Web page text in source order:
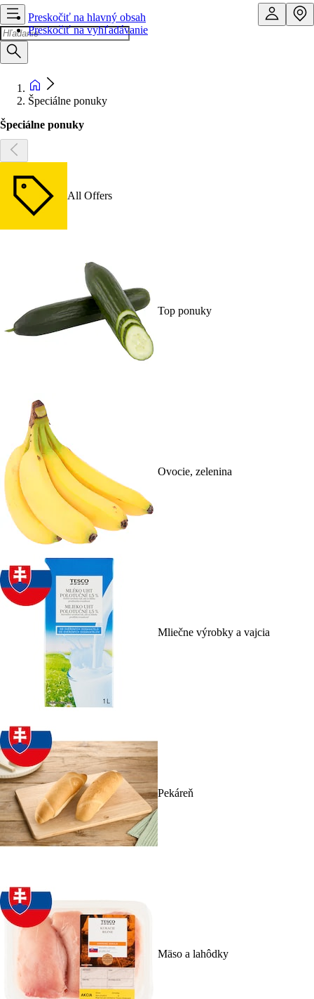
Preskočiť na hlavný obsah
Preskočiť na vyhľadávanie
Špeciálne ponuky
Špeciálne ponuky
All Offers
Top ponuky
Ovocie, zelenina
Mliečne výrobky a vajcia
Pekáreň
Mäso a lahôdky